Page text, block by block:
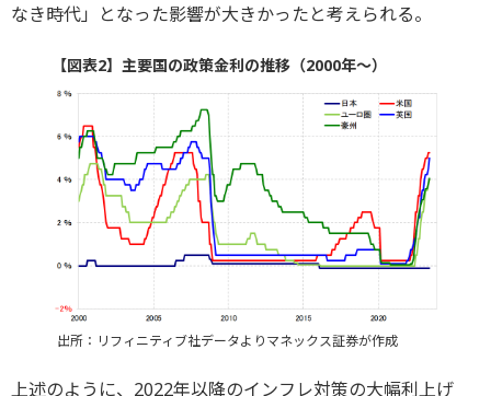
なき時代」となった影響が大きかったと考えられる。
【図表2】主要国の政策金利の推移（2000年～）
出所：リフィニティブ社データよりマネックス証券が作成
上述のように、2022年以降のインフレ対策の大幅利上げ